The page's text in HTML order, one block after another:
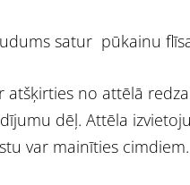
satur pūkainu
atšķirties no attēlā
dēļ. Attēla
var mainīties cimdiem.